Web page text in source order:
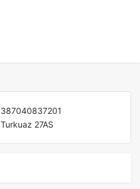
387040837201
Turkuaz 27AS